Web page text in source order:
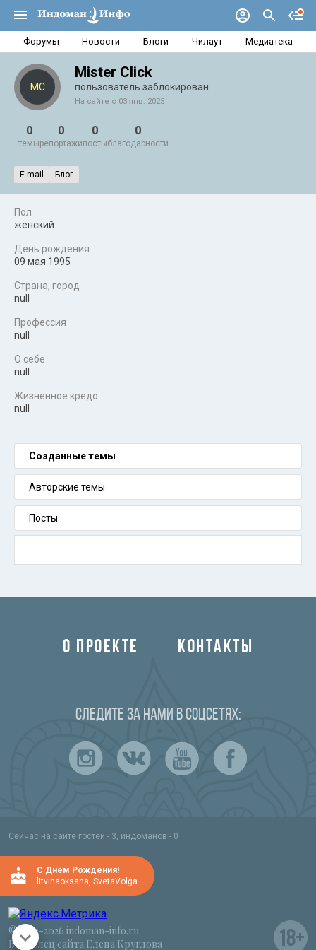
Форумы Новости Блоги Чилаут Медиатека
MC
Mister Click
пользователь заблокирован
На сайте с 03 янв. 2025
0
темы
0
репортажи
0
посты
0
благодарности
E-mail Блог
Пол
женский
День рождения
09 мая 1995
Страна, город
null
Профессия
null
О себе
null
Жизненное кредо
null
Созданные темы
Авторские темы
Посты
О ПРОЕКТЕ КОНТАКТЫ
Следите за нами в соцсетях:
Сейчас на сайте гостей - 3, индоманов - 0
C Днём Рождения!
litvinaoksana, SvetaVolga
© 2012-2026 indoman-info.ru
Владелец сайта Елена Круглова